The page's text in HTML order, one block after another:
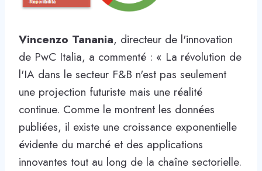
Vincenzo Tanania, directeur de l'innovation
de PwC Italia, a commenté : « La révolution de
l'IA dans le secteur F&B n'est pas seulement
une projection futuriste mais une réalité
continue. Comme le montrent les données
publiées, il existe une croissance exponentielle
évidente du marché et des applications
innovantes tout au long de la chaîne sectorielle.